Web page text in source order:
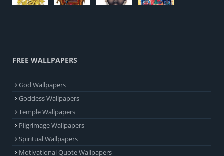
FREE WALLPAPERS
God Wallpapers
Goddess Wallpapers
Temple Wallpapers
Pilgrimage Wallpapers
Spiritual Wallpapers
Motivational Quote Wallpapers